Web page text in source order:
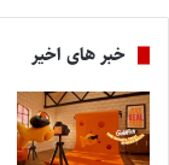
خبر های اخیر